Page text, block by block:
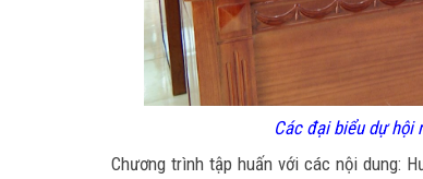
Các đại biểu dự hội
Chương trình tập huấn với các nội dung: